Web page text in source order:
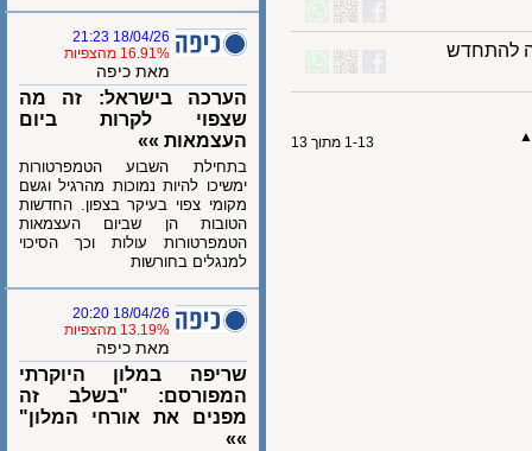
1-13 מתוך 13
18/04/26 21:23
16.91% מהצפיות
מאת כיפה
הערכה בישראל: זה מה
שצפוי לקרות ביום
העצמאות »»
בתחילת השבוע הטמפרטורות
ימשיכו להיות נמוכות מהרגיל וגשם
מקומי צפוי בעיקר בצפון. החדשות
הטובות הן שביום העצמאות
הטמפרטורות עולות וכך הסיכוי
למנגלים בחורשות
18/04/26 20:20
13.19% מהצפיות
מאת כיפה
שריפה במלון היוקרתי
המפורסם: "בשלב זה
מפנים את אורחי המלון"